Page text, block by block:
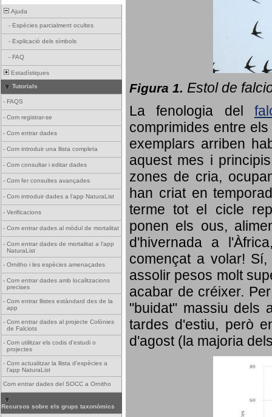
Ajuda
- Espècies parcialment ocultes
- Explicació dels símbols
- FAQ
Estadístiques
Tutorials
- FAQS
- Com registrar-se
- Com entrar dades
- Com introduir una llista completa
- Com consultar i editar dades
- Com fer consultes avançades
- Com introduir dades a l'app NaturaList
- Verificacions
- Com entrar dades al mòdul de mortalitat
- Com entrar dades de mortalitat a l'app
NaturaList
- Ornitho i les espècies amenaçades
- Com entrar dades amb localitzacions
precises
- Com entrar llistes estàndard des de la
app
- Com entrar dades al projecte Colònies
de Falciots
- Com utilitzar els codis d'estudi o
projectes
- Com actualitzar la llista d'espècies a
l'app NaturaList
Com entrar dades del SOCC a Ornitho
Recursos sobre els grups taxonòmics
Figura 1. Estol de
La fenologia del
comprimides entre
exemplars arriben
aquest mes i
zones de cria,
han criat en
terme tot el cicle
ponen els ous,
d'hivernada a
començat a volar!
assolir pesos molt
acabar de créixer.
"buidat" massiu dels
tardes d'estiu, però
d'agost (la majoria